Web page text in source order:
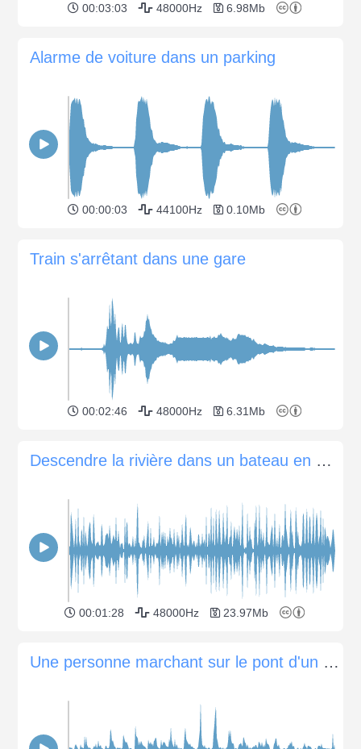
00:03:03 48000Hz 6.98Mb
Alarme de voiture dans un parking
00:00:03 44100Hz 0.10Mb
Train s'arrêtant dans une gare
00:02:46 48000Hz 6.31Mb
Descendre la rivière dans un bateau en bois
00:01:28 48000Hz 23.97Mb
Une personne marchant sur le pont d'un bateau